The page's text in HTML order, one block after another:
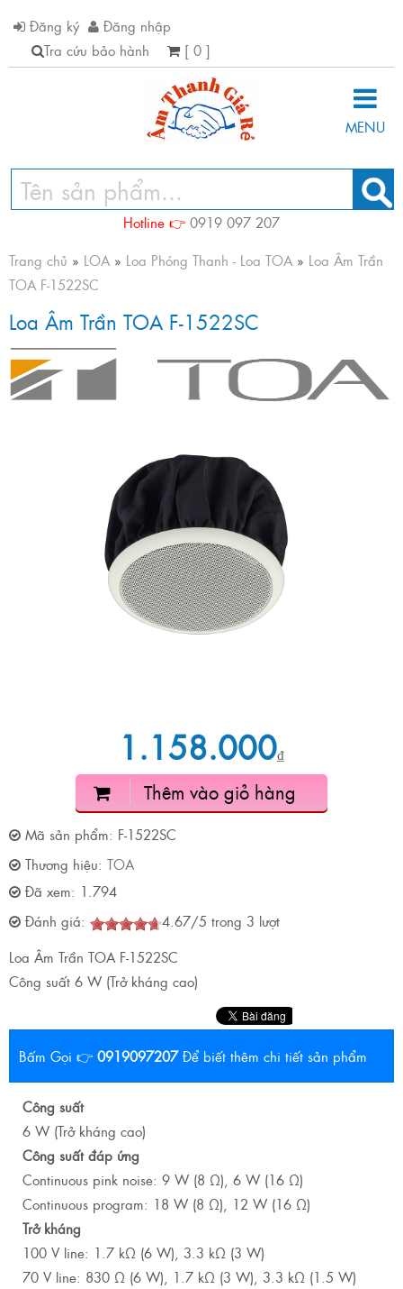
Đăng ký
Đăng nhập
Tra cứu bảo hành
[ 0 ]
MENU
Hotline 👉 0919 097 207
Trang chủ » LOA » Loa Phóng Thanh - Loa TOA » Loa Âm Trần
TOA F-1522SC
Loa Âm Trần TOA F-1522SC
1.158.000₫
Thêm vào giỏ hàng
Mã sản phẩm: F-1522SC
Thương hiệu: TOA
Đã xem: 1.794
Đánh giá:
4.67/5 trong 3 lượt
Loa Âm Trần TOA F-1522SC
Công suất 6 W (Trở kháng cao)
Bấm Gọi 👉 0919097207 Để biết thêm chi tiết sản phẩm
Công suất
6 W (Trở kháng cao)
Công suất đáp ứng
Continuous pink noise: 9 W (8 Ω), 6 W (16 Ω)
Continuous program: 18 W (8 Ω), 12 W (16 Ω)
Trở kháng
100 V line: 1.7 kΩ (6 W), 3.3 kΩ (3 W)
70 V line: 830 Ω (6 W), 1.7 kΩ (3 W), 3.3 kΩ (1.5 W)